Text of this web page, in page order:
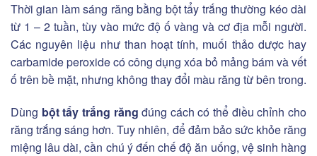
Thời gian làm sáng răng bằng bột tẩy trắng thường kéo dài
từ 1 – 2 tuần, tùy vào mức độ ố vàng và cơ địa mỗi người.
Các nguyên liệu như than hoạt tính, muối thảo dược hay
carbamide peroxide có công dụng xóa bỏ mảng bám và vết
ố trên bề mặt, nhưng không thay đổi màu răng từ bên trong.
Dùng bột tẩy trắng răng đúng cách có thể điều chỉnh cho
răng trắng sáng hơn. Tuy nhiên, để đảm bảo sức khỏe răng
miệng lâu dài, cần chú ý đến chế độ ăn uống, vệ sinh hàng